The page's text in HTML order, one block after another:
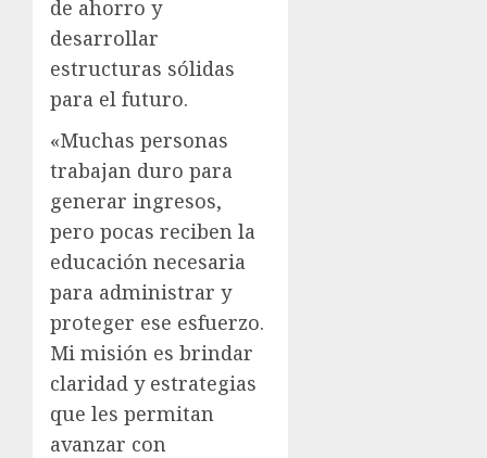
de ahorro y
desarrollar
estructuras sólidas
para el futuro.
«Muchas personas
trabajan duro para
generar ingresos,
pero pocas reciben la
educación necesaria
para administrar y
proteger ese esfuerzo.
Mi misión es brindar
claridad y estrategias
que les permitan
avanzar con